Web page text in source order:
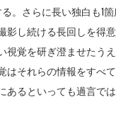
。さらに長い独白も1
し続ける長回しを得
覚を研ぎ澄ませたう
それらの情報をすべ
るといっても過言では